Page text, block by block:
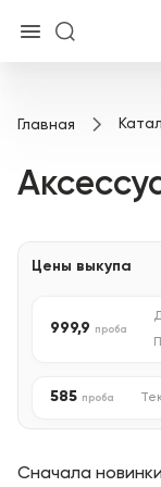
Серьги
Браслеты
Кулоны
Главная
Цены выкупа
999,9 проба
585 проба
Сначала новинки